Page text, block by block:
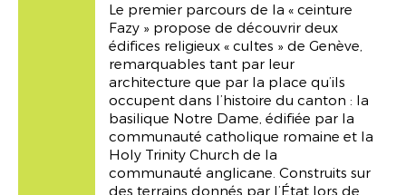
Le premier parcours de la « ceinture
Fazy » propose de découvrir deux
édifices religieux « cultes » de Genève,
remarquables tant par leur
architecture que par la place qu’ils
occupent dans l’histoire du canton : la
basilique Notre Dame, édifiée par la
communauté catholique romaine et la
Holy Trinity Church de la
communauté anglicane. Construits sur